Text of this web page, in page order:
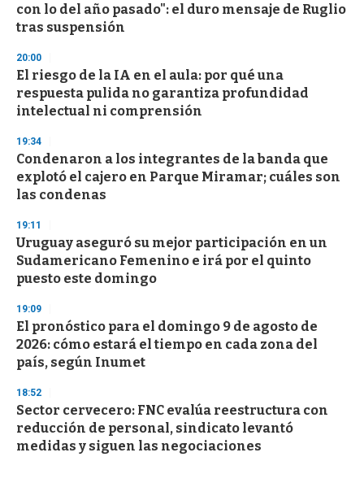
con lo del año pasado": el duro mensaje de Ruglio
tras suspensión
20:00
El riesgo de la IA en el aula: por qué una
respuesta pulida no garantiza profundidad
intelectual ni comprensión
19:34
Condenaron a los integrantes de la banda que
explotó el cajero en Parque Miramar; cuáles son
las condenas
19:11
Uruguay aseguró su mejor participación en un
Sudamericano Femenino e irá por el quinto
puesto este domingo
19:09
El pronóstico para el domingo 9 de agosto de
2026: cómo estará el tiempo en cada zona del
país, según Inumet
18:52
Sector cervecero: FNC evalúa reestructura con
reducción de personal, sindicato levantó
medidas y siguen las negociaciones